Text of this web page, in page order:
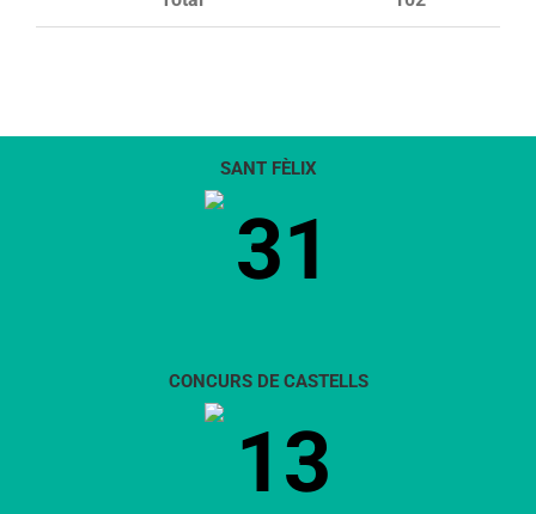
SANT FÈLIX
31
CONCURS DE CASTELLS
13